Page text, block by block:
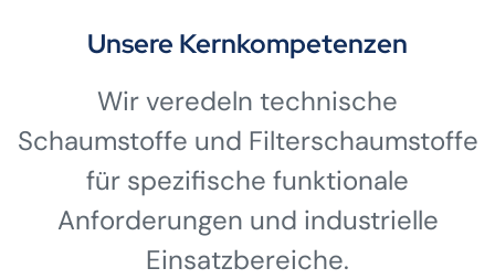
Unsere Kernkompetenzen
Wir veredeln technische
Schaumstoffe und Filterschaumstoffe
für spezifische funktionale
Anforderungen und industrielle
Einsatzbereiche.